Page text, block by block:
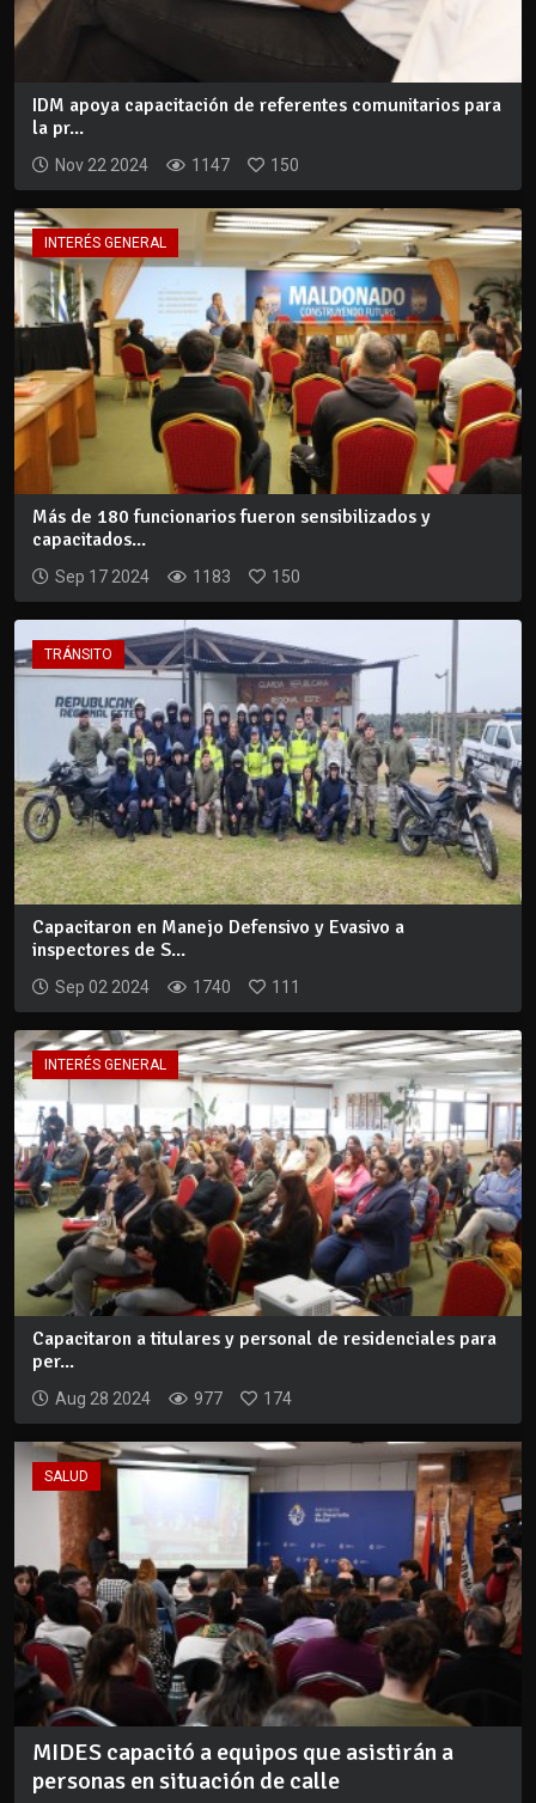
IDM apoya capacitación de referentes comunitarios para
la pr...
Nov 22 2024 1147 150
INTERÉS GENERAL
Más de 180 funcionarios fueron sensibilizados y
capacitados...
Sep 17 2024 1183 150
TRÁNSITO
Capacitaron en Manejo Defensivo y Evasivo a
inspectores de S...
Sep 02 2024 1740 111
INTERÉS GENERAL
Capacitaron a titulares y personal de residenciales para
per...
Aug 28 2024 977 174
SALUD
MIDES capacitó a equipos que asistirán a
personas en situación de calle